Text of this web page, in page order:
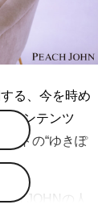
る、今を時め
コンテンツ
ントの“ゆきぽ
JOHNの人